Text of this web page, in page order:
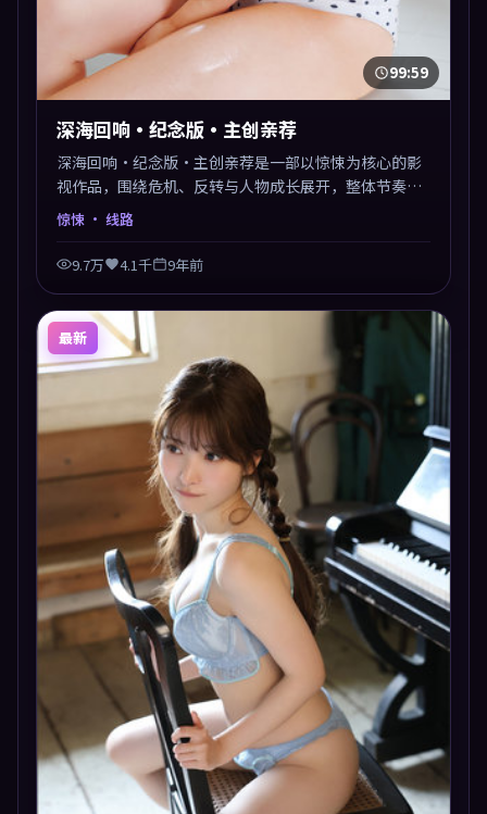
99:59
深海回响·纪念版·主创亲荐
深海回响·纪念版·主创亲荐是一部以惊悚为核心的影
视作品，围绕危机、反转与人物成长展开，整体节奏紧
凑，值得推荐观看。
惊悚 · 线路
9.7万 4.1千 9年前
最新